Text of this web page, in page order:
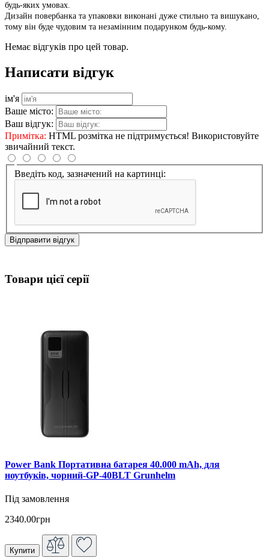
будь-яких умовах.
Дизайн повербанка та упаковки виконані дуже стильно та вишукано,
тому він буде чудовим та незамінним подарунком будь-кому.
Немає відгуків про цей товар.
Написати відгук
ім'я
Ваше місто:
Ваш відгук:
Примітка: HTML розмітка не підтримується! Використовуйте
звичайний текст.
Введіть код, зазначений на картинці:
Відправити відгук
Товари цієї серії
Power Bank Портативна батарея 40.000 mAh, для
ноутбуків, чорний-GP-40BLT Grunhelm
Під замовлення
2340.00грн
Купити